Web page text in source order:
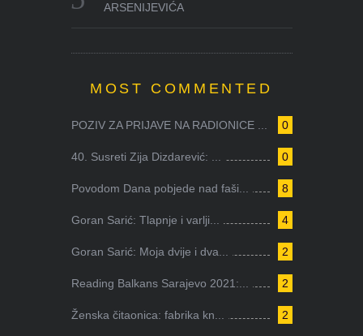
ARSENIJEVIĆA
MOST COMMENTED
0
POZIV ZA PRIJAVE NA RADIONICE ...
0
40. Susreti Zija Dizdarević: ...
8
Povodom Dana pobjede nad faši...
4
Goran Sarić: Tlapnje i varlji...
2
Goran Sarić: Moja dvije i dva...
2
Reading Balkans Sarajevo 2021:...
2
Ženska čitaonica: fabrika kn...